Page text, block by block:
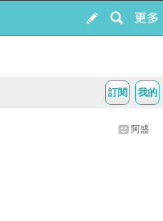
我的
訂閱
阿盛